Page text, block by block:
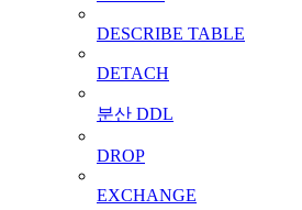
DESCRIBE TABLE
DETACH
분산 DDL
DROP
EXCHANGE